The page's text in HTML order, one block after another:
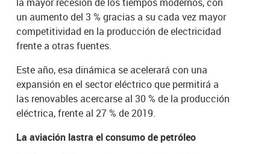
la mayor recesión de los tiempos modernos, con
un aumento del 3 % gracias a su cada vez mayor
competitividad en la producción de electricidad
frente a otras fuentes.
Este año, esa dinámica se acelerará con una
expansión en el sector eléctrico que permitirá a
las renovables acercarse al 30 % de la producción
eléctrica, frente al 27 % de 2019.
La aviación lastra el consumo de petróleo